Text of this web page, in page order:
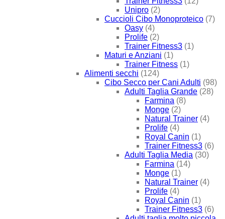
Unipro (2)
Cuccioli Cibo Monoproteico (7)
Oasy (4)
Prolife (2)
Trainer Fitness3 (1)
Maturi e Anziani (1)
Trainer Fitness (1)
Alimenti secchi (124)
Cibo Secco per Cani Adulti (98)
Adulti Taglia Grande (28)
Farmina (8)
Monge (2)
Natural Trainer (4)
Prolife (4)
Royal Canin (1)
Trainer Fitness3 (6)
Adulti Taglia Media (30)
Farmina (14)
Monge (1)
Natural Trainer (4)
Prolife (4)
Royal Canin (1)
Trainer Fitness3 (6)